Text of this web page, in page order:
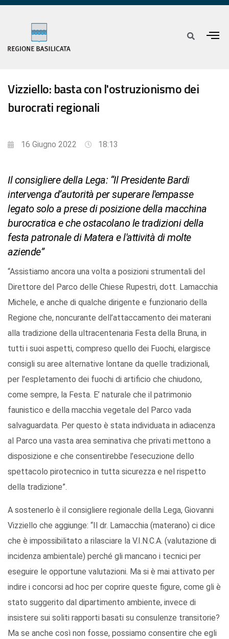
Vizziello: basta con l'ostruzionismo dei
burocrati regionali
16 Giugno 2022 18:13
Il consigliere della Lega: “Il Presidente Bardi
intervenga d’autorità per superare l'empasse
legato solo a prese di posizione della macchina
burocratica e che ostacolano le tradizioni della
festa patronale di Matera e l'attività di molte
aziende”
“Assistiamo ancora una volta a posizioni strumentali del
Direttore del Parco delle Chiese Rupestri, dott. Lamacchia
Michele, e anche di qualche dirigente e funzionario della
Regione che, noncurante dell’attaccamento dei materani
alla tradizione della ultracentenaria Festa della Bruna, in
tutti i suoi aspetti, compreso quello dei Fuochi, elargisce
consigli su aree alternative lontane da quelle tradizionali,
per l’espletamento dei fuochi di artificio che chiudono,
come sempre, la Festa. E’ naturale che il patrimonio
faunistico e della macchia vegetale del Parco vada
salvaguardata. Per questo è stata individuata in adiacenza
al Parco una vasta area seminativa che privati mettono a
disposizione e che consentirebbe l’esecuzione dello
spettacolo pirotecnico in tutta sicurezza e nel rispetto
della tradizione”.
A sostenerlo è il consigliere regionale della Lega, Giovanni
Vizziello che aggiunge: “Il dr. Lamacchia (materano) ci dice
che è impossibilitato a rilasciare la V.I.N.C.A. (valutazione di
incidenza ambientale) perché gli mancano i tecnici per
eseguire le opportune valutazioni. Ma si è mai attivato per
indire i concorsi ad hoc per coprire queste figure, come gli è
stato suggerito dal dipartimento ambiente, invece di
insistere sui soliti rapporti basati su consulenze transitorie?
Ma se anche così non fosse, possiamo consentire che egli